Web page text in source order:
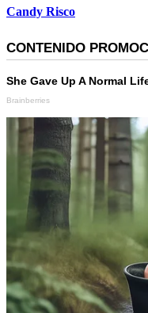
Candy Risco